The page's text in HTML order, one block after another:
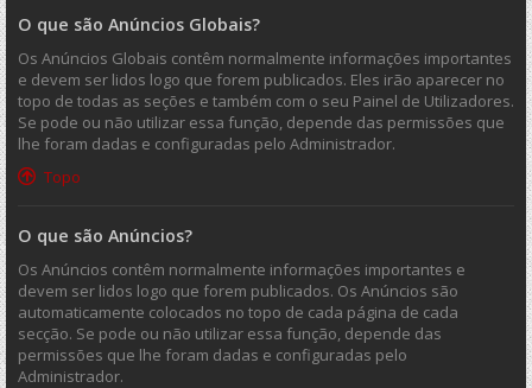
O que são Anúncios Globais?
Os Anúncios Globais contêm normalmente informações importantes
e devem ser lidos logo que forem publicados. Eles irão aparecer no
topo de todas as seções e também com o seu Painel de Utilizadores.
Se pode ou não utilizar essa função, depende das permissões que
lhe foram dadas e configuradas pelo Administrador.
Topo
O que são Anúncios?
Os Anúncios contêm normalmente informações importantes e
devem ser lidos logo que forem publicados. Os Anúncios são
automaticamente colocados no topo de cada página de cada
secção. Se pode ou não utilizar essa função, depende das
permissões que lhe foram dadas e configuradas pelo
Administrador.